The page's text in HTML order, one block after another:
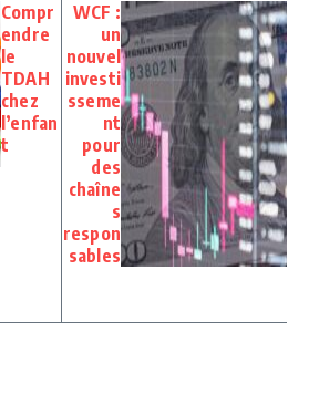
Compr
endre
le
TDAH
chez
l’enfan
t
WCF :
un
nouvel
investi
sseme
nt
pour
des
chaîne
s
respon
sables